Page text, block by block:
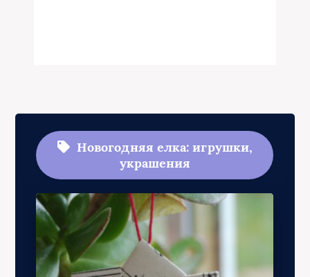
Новогодняя елка: игрушки,
украшения